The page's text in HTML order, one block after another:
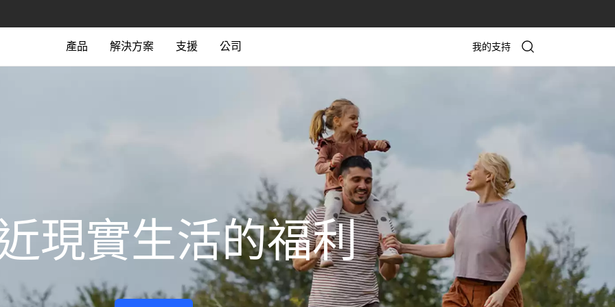
產品 解決方案 支援 公司 我的支持
現實生活的福利